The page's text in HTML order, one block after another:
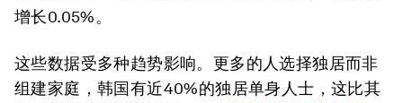
增长0.05%。
这些数据受多种趋势影响。更多的人选择独居而非
组建家庭，韩国有近40%的独居单身人士，这比其